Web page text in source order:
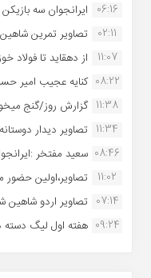
06:16 ایرانجوان سه
02:11
تصاویر تمرین
11:07
از دهقاید تا فولاد
08:22 کنایه عجیب امیر
11:38 گزارش روز/گنج
11:34 تصاویر دیدار
08:46 سعید مفتخر
11:02
تصاویر،اولین حضور
07:14 تصاویر اردو
09:24 هفته اول لیگ دسته